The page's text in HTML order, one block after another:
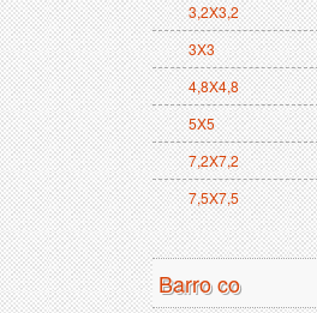
3,2X3,2
3X3
4,8X4,8
5X5
7,2X7,2
7,5X7,5
Barro co